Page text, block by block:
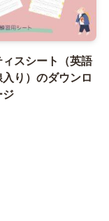
ィスシート（英語
入り）のダウンロ
ジ